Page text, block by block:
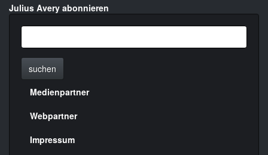
Julius Avery abonnieren
suchen
Menülinks
rechte
Seite
Medienpartner
Webpartner
Impressum